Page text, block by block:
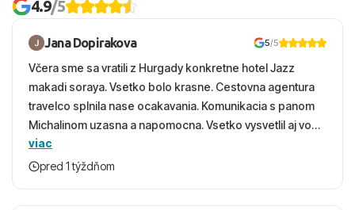
4.9/5
Jana Dopirakova 5/5
Včera sme sa vratili z Hurgady konkretne hotel Jazz
makadi soraya. Vsetko bolo krasne. Cestovna agentura
travelco splnila nase ocakavania. Komunikacia s panom
Michalinom uzasna a napomocna. Vsetko vysvetlil aj vo
vecernych hodinach zaco sa ospravedlnujem. Hotel
krasny, cisty. Sluzby top. Strava, prostredie, more,
viac
pred 1 týždňom